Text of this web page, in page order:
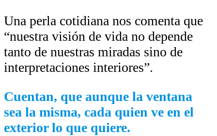
Una perla cotidiana nos comenta que
“nuestra visión de vida no depende
tanto de nuestras miradas sino de
interpretaciones interiores”.
Cuentan, que aunque la ventana
sea la misma, cada quien ve en el
exterior lo que quiere.